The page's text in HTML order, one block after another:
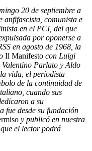
20 de septiembre a
anfifascista, comunista e
en el PCI, del que
por oponerse a
en agosto de 1968, la
Il Manifesto con Luigi
Parlato y Aldo
vida, el periodista
de la continuidad de
cuando sus
a su
fue desde su fundación
y publicó en nuestra
el lector podrá